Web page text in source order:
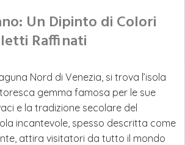
Un Dipinto di Colori
Raffinati
Nord di Venezia, si trova l’isola
gemma famosa per le sue
e la tradizione secolare del
incantevole, spesso descritta come
attira visitatori da tutto il mondo